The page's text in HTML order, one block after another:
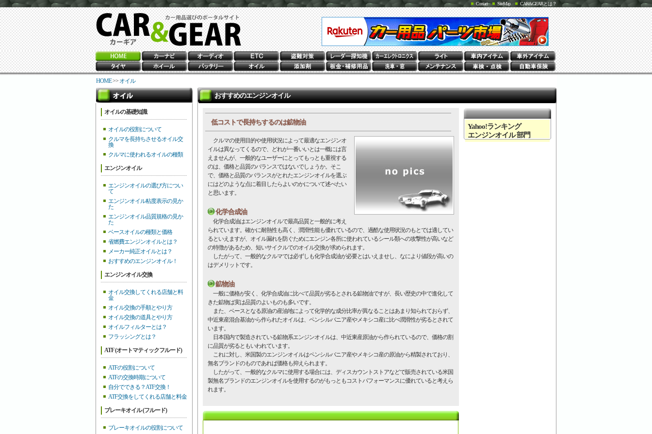
CAR&GEARとは？
SiteMap
Contact
HOME>> オイル
オイルの基礎知識
オイルの役割について
クルマを長持ちさせるオイル交
換
クルマに使われるオイルの種類
エンジンオイル
エンジンオイルの選び方につい
て
エンジンオイル粘度表示の見か
た
エンジンオイル品質規格の見か
た
ベースオイルの種類と価格
省燃費エンジンオイルとは？
メーカー純正オイルとは？
おすすめのエンジンオイル！
エンジンオイル交換
オイル交換してくれる店舗と料
金
オイル交換の手順とやり方
オイル交換の道具とやり方
オイルフィルターとは？
フラッシングとは？
ATF (オートマティックフルード)
ATFの役割について
ATFの交換時期について
自分でできる？ATF交換！
ATF交換をしてくれる店舗と料金
ブレーキオイル (フルード)
ブレーキオイルの役割について
おすすめのエンジンオイル
低コストで長持ちするのは鉱物油
クルマの使用目的や使用状況によって最適なエンジンオ
イルは異なってくるので、どれが一番いいとは一概には言
えませんが、一般的なユーザーにとってもっとも重視する
のは、価格と品質のバランスではないでしょうか。そこ
で、価格と品質のバランスがとれたエンジンオイルを選ぶ
にはどのような点に着目したらよいのかについて述べたい
と思います。
化学合成油
化学合成油はエンジンオイルで最高品質と一般的に考え
られています。確かに耐熱性も高く、潤滑性能も優れているので、過酷な使用状況のもとでは適してい
るといえますが、オイル漏れを防ぐためにエンジン各所に使われているシール類への攻撃性が高いなど
の特徴があるため、短いサイクルでのオイル交換が求められます。
したがって、一般的なクルマでは必ずしも化学合成油が必要とはいえませし、なにより値段が高いの
はデメリットです。
鉱物油
一般に価格が安く、化学合成油に比べて品質が劣るとされる鉱物油ですが、長い歴史の中で進化して
きた鉱物は実は品質のよいものも多いです。
また、ベースとなる原油の産油地によって化学的な成分比率が異なることはあまり知られておらず、
中近東産混合基油から作られたオイルは、ペンシルバニア産やメキシコ産に比べ潤滑性が劣るとされて
います。
日本国内で製造されている鉱物系エンジンオイルは、中近東産原油から作られているので、価格の割
に品質が劣るともいわれています。
これに対し、米国製のエンジンオイルはペンシルバニア産やメキシコ産の原油から精製されており、
無名ブランドのものであれば価格も抑えられます。
したがって、一般的なクルマに使用する場合には、ディスカウントストアなどで販売されている米国
製無名ブランドのエンジンオイルを使用するのがもっともコストパフォーマンスに優れていると考えら
れます。
Yahoo!ランキング
エンジンオイル 部門